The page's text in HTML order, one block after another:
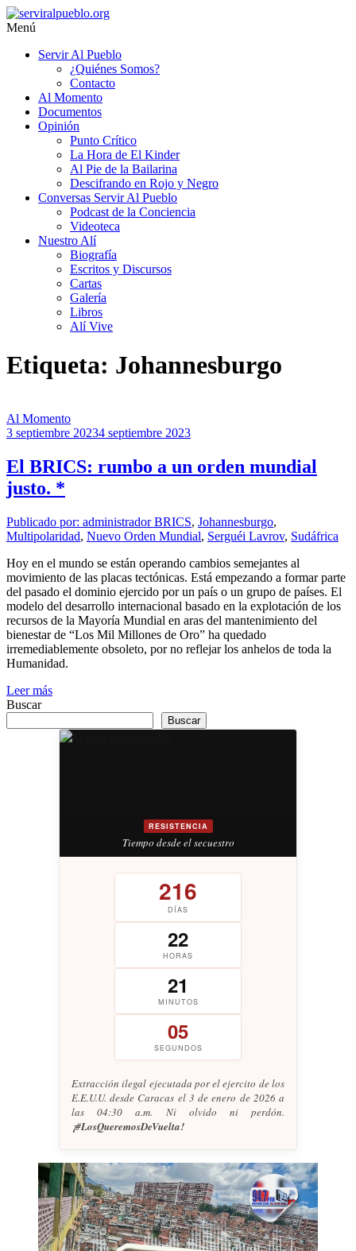
Saltar
al
#SomosServirAlPueblo
Menú
Servir Al Pueblo
¿Quiénes Somos?
Contacto
Al Momento
Documentos
Opinión
Punto Crítico
La Hora de El Kinder
Al Pie de la Bailarina
Descifrando en Rojo y Negro
Conversas Servir Al Pueblo
Podcast de la Conciencia
Videoteca
Nuestro Alí
Biografía
Escritos y Discursos
Cartas
Galería
Libros
Alí Vive
Etiqueta: Johannesburgo
Al Momento
3 septiembre 20234 septiembre 2023
El BRICS: rumbo a un orden mundial
justo. *
Publicado por: administradorBRICS, Johannesburgo,
Multipolaridad, Nuevo Orden Mundial, Serguéi Lavrov, Sudáfrica
Hoy en el mundo se están operando cambios semejantes al
movimiento de las placas tectónicas. Está empezando a formar parte
del pasado el dominio ejercido por un país o un grupo de países. El
modelo del desarrollo internacional basado en la explotación de los
recursos de la Mayoría Mundial en aras del mantenimiento del
bienestar de “Los Mil Millones de Oro” ha quedado
irremediablemente obsoleto, por no reflejar los anhelos de toda la
Humanidad.
Leer más
Buscar
Buscar
RESISTENCIA
Tiempo desde el secuestro
216
DÍAS
22
HORAS
21
MINUTOS
05
SEGUNDOS
Extracción ilegal ejecutada por el ejercito de los
E.E.U.U. desde Caracas el 3 de enero de 2026 a
las 04:30 a.m. Ni olvido ni perdón.
¡#LosQueremosDeVuelta!